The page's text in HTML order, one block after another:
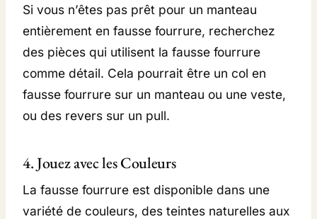
Si vous n’êtes pas prêt pour un manteau
entièrement en fausse fourrure, recherchez
des pièces qui utilisent la fausse fourrure
comme détail. Cela pourrait être un col en
fausse fourrure sur un manteau ou une veste,
ou des revers sur un pull.
4. Jouez avec les Couleurs
La fausse fourrure est disponible dans une
variété de couleurs, des teintes naturelles aux